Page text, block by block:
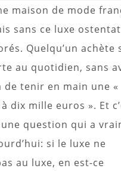
maison de mode
sans ce luxe
Quelqu’un achète
au quotidien, sans
de tenir en main une «
dix mille euros ». Et
une question qui a
si le luxe ne
au luxe, en est-ce